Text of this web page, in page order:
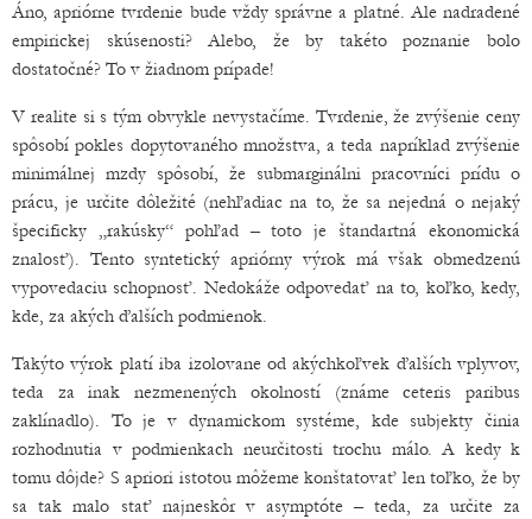
Áno, apriórne tvrdenie bude vždy správne a platné. Ale nadradené
empirickej skúsenosti? Alebo, že by takéto poznanie bolo
dostatočné? To v žiadnom prípade!
V realite si s tým obvykle nevystačíme. Tvrdenie, že zvýšenie ceny
spôsobí pokles dopytovaného množstva, a teda napríklad zvýšenie
minimálnej mzdy spôsobí, že submarginálni pracovníci prídu o
prácu, je určite dôležité (nehľadiac na to, že sa nejedná o nejaký
špecificky „rakúsky“ pohľad – toto je štandartná ekonomická
znalosť). Tento syntetický apriórny výrok má však obmedzenú
vypovedaciu schopnosť. Nedokáže odpovedať na to, koľko, kedy,
kde, za akých ďalších podmienok.
Takýto výrok platí iba izolovane od akýchkoľvek ďalších vplyvov,
teda za inak nezmenených okolností (známe ceteris paribus
zaklínadlo). To je v dynamickom systéme, kde subjekty činia
rozhodnutia v podmienkach neurčitosti trochu málo. A kedy k
tomu dôjde? S apriori istotou môžeme konštatovať len toľko, že by
sa tak malo stať najneskôr v asymptóte – teda, za určite za